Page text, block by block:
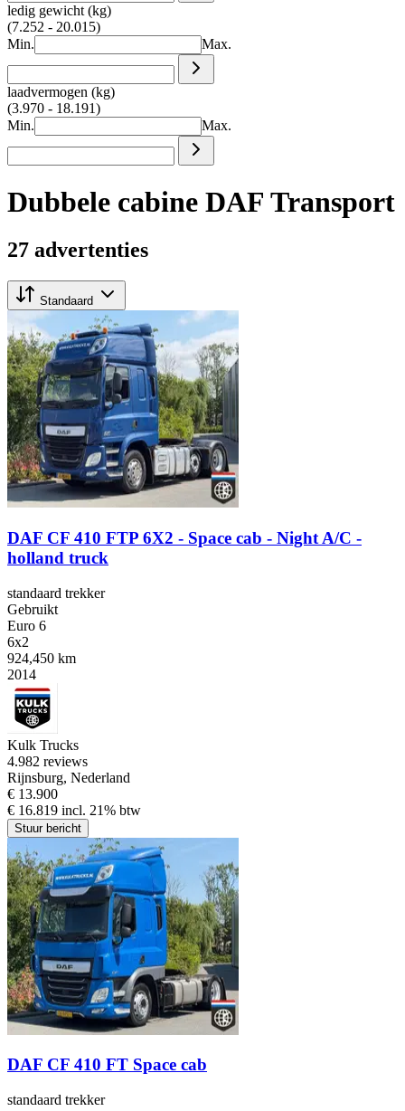
ledig gewicht (kg)
(7.252 - 20.015)
Min.
Max.
laadvermogen (kg)
(3.970 - 18.191)
Min.
Max.
Dubbele cabine DAF Transport
27 advertenties
Standaard
DAF CF 410 FTP 6X2 - Space cab - Night A/C -
holland truck
standaard trekker
Gebruikt
Euro 6
6x2
924,450 km
2014
Kulk Trucks
4.982 reviews
Rijnsburg, Nederland
€ 13.900
€ 16.819 incl. 21% btw
Stuur bericht
DAF CF 410 FT Space cab
standaard trekker